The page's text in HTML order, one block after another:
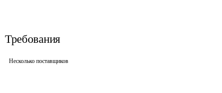
Требования
Несколько поставщиков